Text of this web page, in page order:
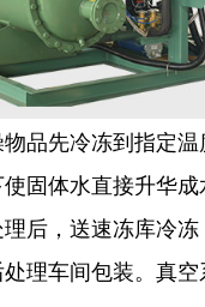
品先冷冻到指定
固体水直接升华
后，送速冻库冷
理车间包装。真